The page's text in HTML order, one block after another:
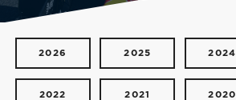
2026 2025 2024
2022 2021 2020